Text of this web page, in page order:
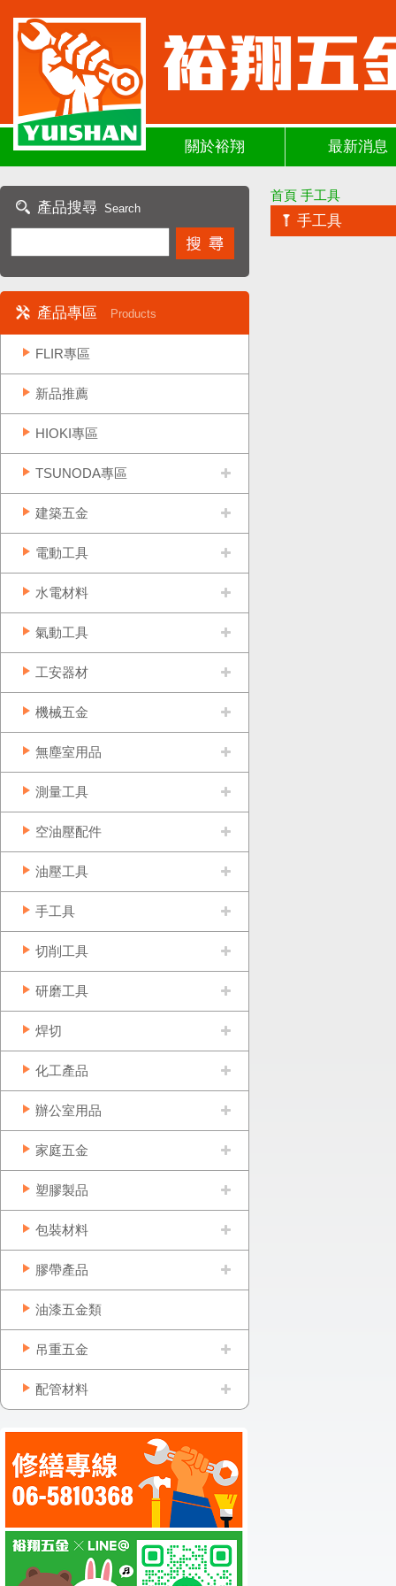
關於裕翔 最新消息
產品搜尋 Search
產品專區 Products
FLIR專區
新品推薦
HIOKI專區
TSUNODA專區
建築五金
電動工具
水電材料
氣動工具
工安器材
機械五金
無塵室用品
測量工具
空油壓配件
油壓工具
手工具
切削工具
研磨工具
焊切
化工產品
辦公室用品
家庭五金
塑膠製品
包裝材料
膠帶產品
油漆五金類
吊重五金
配管材料
首頁 手工具
手工具